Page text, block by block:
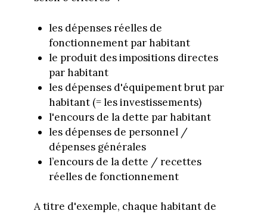
les dépenses réelles de
fonctionnement par habitant
le produit des impositions directes
par habitant
les dépenses d'équipement brut par
habitant (= les investissements)
l'encours de la dette par habitant
les dépenses de personnel /
dépenses générales
l’encours de la dette / recettes
réelles de fonctionnement
A titre d'exemple, chaque habitant de